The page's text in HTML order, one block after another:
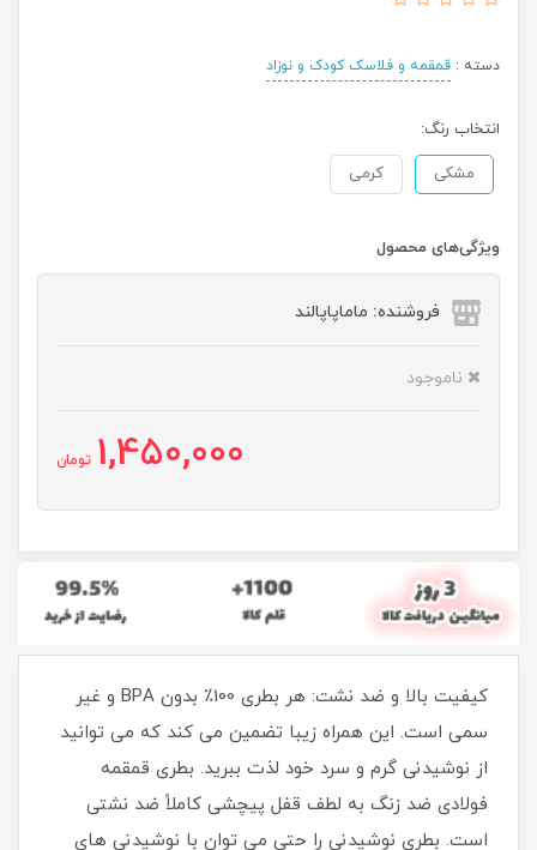
دسته : قمقمه و فلاسک کودک و نوزاد
انتخاب رنگ:
مشکی کرمی
ویژگی‌های محصول
فروشنده: ماماپاپالند
ناموجود
1,450,000 تومان
کیفیت بالا و ضد نشت: هر بطری 100٪ بدون BPA و غیر
سمی است. این همراه زیبا تضمین می کند که می توانید
از نوشیدنی گرم و سرد خود لذت ببرید. بطری قمقمه
فولادی ضد زنگ به لطف قفل پیچشی کاملاً ضد نشتی
است. بطری نوشیدنی را حتی می توان با نوشیدنی های